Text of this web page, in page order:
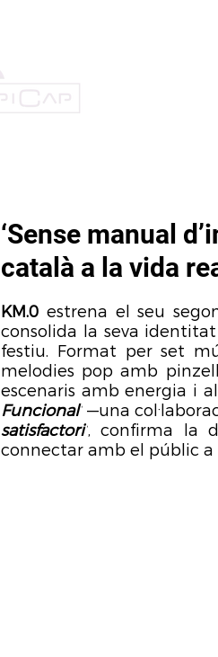
‘Sense manual
català a la vida
KM.0 estrena el seu
consolida la seva
festiu. Format per set
melodies pop amb
escenaris amb energia i
Funcional’ —una
satisfactori’, confirma la
connectar amb el públic a